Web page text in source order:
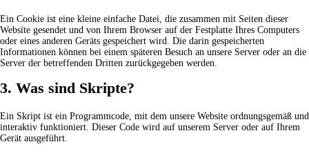
Ein Cookie ist eine kleine einfache Datei, die zusammen mit Seiten dieser
Website gesendet und von Ihrem Browser auf der Festplatte Ihres Computers
oder eines anderen Geräts gespeichert wird. Die darin gespeicherten
Informationen können bei einem späteren Besuch an unsere Server oder an die
Server der betreffenden Dritten zurückgegeben werden.
3. Was sind Skripte?
Ein Skript ist ein Programmcode, mit dem unsere Website ordnungsgemäß und
interaktiv funktioniert. Dieser Code wird auf unserem Server oder auf Ihrem
Gerät ausgeführt.